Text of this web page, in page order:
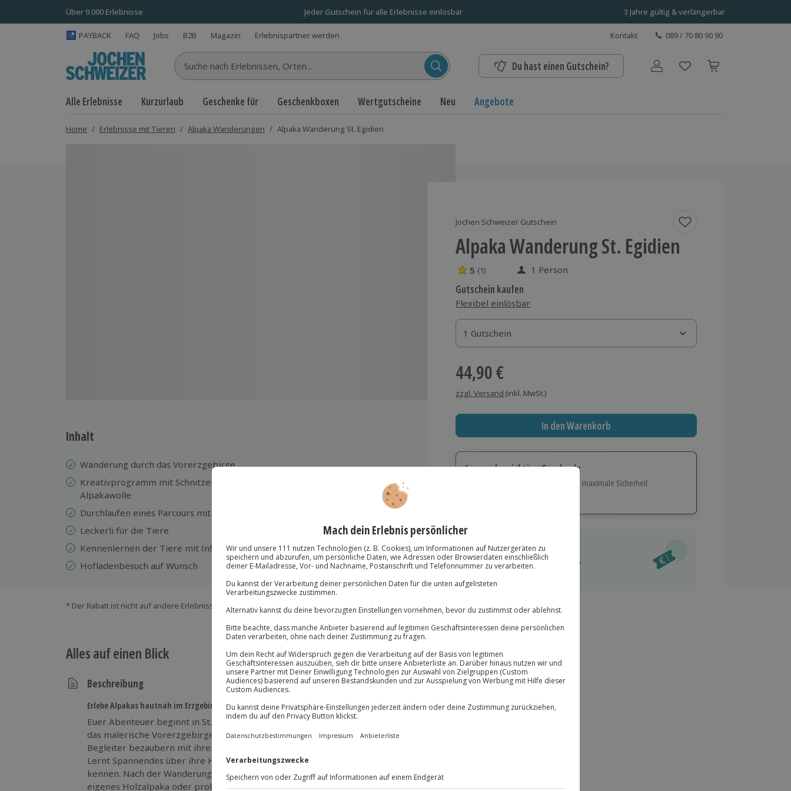
Über 9.000 Erlebnisse Jeder Gutschein für alle Erlebnisse einlösbar 3 Jahre gültig & verlängerbar
PAYBACK FAQ Jobs B2B Magazin Erlebnispartner werden Kontakt 089 / 70 80 90 90
Suche nach Erlebnissen... Du hast einen Gutschein? Benutzerkonto
Alle Erlebnisse Kurzurlaub Geschenke für Geschenkboxen Wertgutscheine Neu Angebote
Home / Erlebnisse mit Tieren / Alpaka Wanderungen / Alpaka Wanderung St. Egidien
Jochen Schweizer Gutschein
Alpaka Wanderung St. Egidien
5 Sterne von 5 aus 1 Bewertungen
5 (1) 1 Person
Gutschein kaufen
Flexibel einlösbar
1 Gutschein
1 Gutschein
1 Gutschein
44,90 €
zzgl. Versand (inkl. MwSt.)
In den Warenkorb
Immer das richtige Geschenk:
Große Auswahl, volle Flexibilität und maximale Sicherheit
Jeder Gutschein für alle Erlebnisse einlösbar.
Maximale Sicherheit
-15%* Club Deal verfügbar
Direktabzug im Warenkorb
Du erhältst 22°P
Inhalt
Wanderung durch das Vorerzgebirge
Kreativprogramm mit Schnitzen eines Holzalpakas oder Trockenfilzen mit
Alpakawolle
Durchlaufen eines Parcours mit einem Alpaka
Leckerli für die Tiere
Kennenlernen der Tiere mit Informationen zur Haltung und Herkunft
Hofladenbesuch auf Wunsch
* Der Rabatt ist nicht auf andere Erlebnisse bei der Einlösung übertragbar. Details
Alles auf einen Blick
Beschreibung
Erlebe Alpakas hautnah im Erzgebirge!
Euer Abenteuer beginnt in St. Egidien, im Raum Chemnitz. Wandert durch
das malerische Vorerzgebirge mit Alpakas an eurer Seite. Die flauschigen
Begleiter bezaubern mit ihrer Ruhe und sorgen für besondere Erlebnisse.
Lernt Spannendes über ihre Haltung und Herkunft während der Tour
kennen. Nach der Wanderung dürft ihr kreativ werden: Schnitzt euer
eigenes Holzalpaka oder probiert euch im Trockenfilzen mit Alpakawolle